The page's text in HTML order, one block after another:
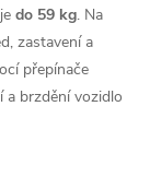
do 59 kg. Na
zastavení a
přepínače
a brzdění vozidlo